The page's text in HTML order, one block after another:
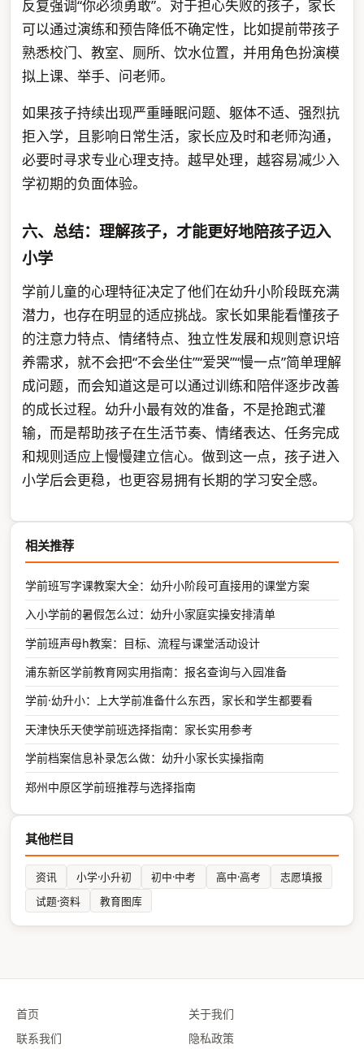
反复强调“你必须勇敢”。对于担心失败的孩子，家长
可以通过演练和预告降低不确定性，比如提前带孩子
熟悉校门、教室、厕所、饮水位置，并用角色扮演模
拟上课、举手、问老师。
如果孩子持续出现严重睡眠问题、躯体不适、强烈抗
拒入学，且影响日常生活，家长应及时和老师沟通，
必要时寻求专业心理支持。越早处理，越容易减少入
学初期的负面体验。
六、总结：理解孩子，才能更好地陪孩子迈入
小学
学前儿童的心理特征决定了他们在幼升小阶段既充满
潜力，也存在明显的适应挑战。家长如果能看懂孩子
的注意力特点、情绪特点、独立性发展和规则意识培
养需求，就不会把“不会坐住”“爱哭”“慢一点”简单理解
成问题，而会知道这是可以通过训练和陪伴逐步改善
的成长过程。幼升小最有效的准备，不是抢跑式灌
输，而是帮助孩子在生活节奏、情绪表达、任务完成
和规则适应上慢慢建立信心。做到这一点，孩子进入
小学后会更稳，也更容易拥有长期的学习安全感。
相关推荐
学前班写字课教案大全：幼升小阶段可直接用的课堂方案
入小学前的暑假怎么过：幼升小家庭实操安排清单
学前班声母h教案：目标、流程与课堂活动设计
浦东新区学前教育网实用指南：报名查询与入园准备
学前·幼升小：上大学前准备什么东西，家长和学生都要看
天津快乐天使学前班选择指南：家长实用参考
学前档案信息补录怎么做：幼升小家长实操指南
郑州中原区学前班推荐与选择指南
其他栏目
资讯 小学·小升初 初中·中考 高中·高考
志愿填报
试题·资料
教育图库
首页
关于我们
联系我们
隐私政策